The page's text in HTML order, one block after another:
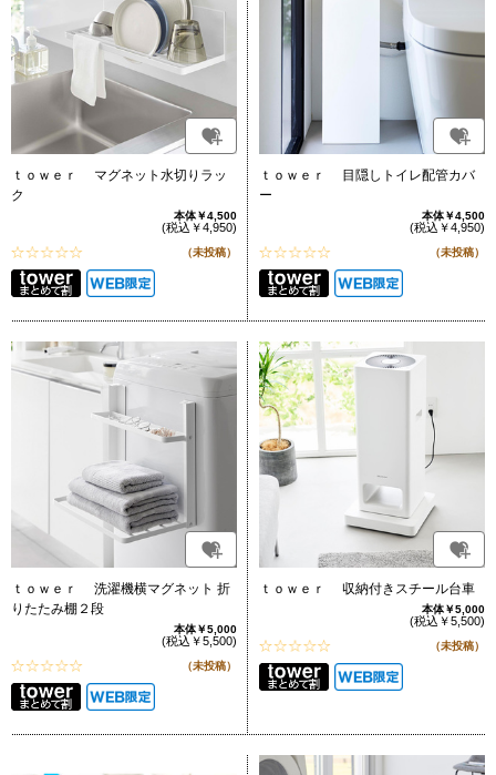
ｔｏｗｅｒ マグネット水切りラッ
ク
本体￥4,500
(税込￥4,950)
（未投稿）
ｔｏｗｅｒ 目隠しトイレ配管カバ
ー
本体￥4,500
(税込￥4,950)
（未投稿）
ｔｏｗｅｒ 洗濯機横マグネット 折
りたたみ棚２段
本体￥5,000
(税込￥5,500)
（未投稿）
ｔｏｗｅｒ 収納付きスチール台車
本体￥5,000
(税込￥5,500)
（未投稿）